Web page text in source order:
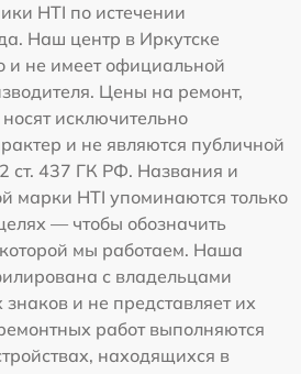
HTI по истечении
Наш центр в Иркутске
и не имеет официальной
Цены на ремонт,
исключительно
и не являются публичной
ст. 437 ГК РФ. Названия и
марки HTI упоминаются только
— чтобы обозначить
мы работаем. Наша
с владельцами
и не представляет их
работ выполняются
находящихся в